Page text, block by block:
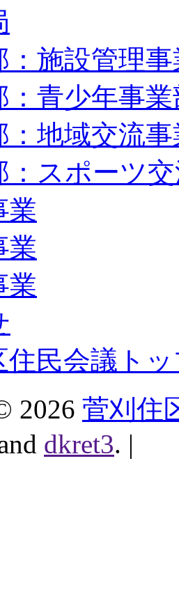
：施設管理
：青少年事業
：地域交流
：スポーツ
業
業
業
住民会議ト
2026 菅刈住
dkret3. |